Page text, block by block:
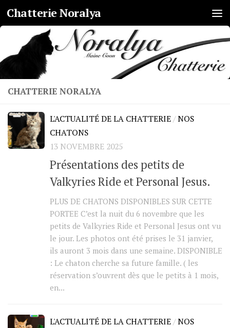
Skip to content
Chatterie Noralya
CHATTERIE NORALYA
L'ACTUALITÉ DE LA CHATTERIE/NOS
CHATONS
13 NOVEMBRE 2025
Présentations des petits de
Valkyries Ride et Personal Jesus.
PLUS DE CHATONS DISPONIBLES SUR CETTE
PORTEE C’est la nuit du 6 novembre que les
petits de Valkyries Ride et Personal Jesus ont vu
le jour. Les photos ont été prises le 31 janvier,
ils auront 3 mois dans une semaine. DISPONIBLE
: Le chaton cherche sa future famille. ( les
réservation s’ouvrent dès que le petits à 1 mois,
en...
L'ACTUALITÉ DE LA CHATTERIE/NOS